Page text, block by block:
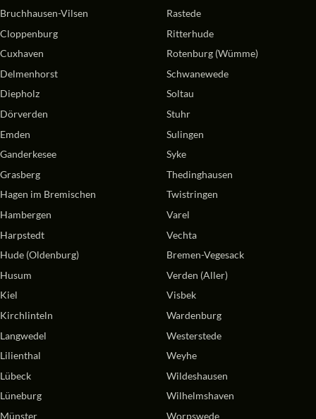
Bruchhausen-Vilsen
Cloppenburg
Cuxhaven
Delmenhorst
Diepholz
Dörverden
Emden
Ganderkesee
Grasberg
Hagen im Bremischen
Hambergen
Harpstedt
Hude (Oldenburg)
Husum
Kiel
Kirchlinteln
Langwedel
Lilienthal
Lübeck
Lüneburg
Münster
Rastede
Ritterhude
Rotenburg (Wümme)
Schwanewede
Soltau
Stuhr
Sulingen
Syke
Thedinghausen
Twistringen
Varel
Vechta
Bremen-Vegesack
Verden (Aller)
Visbek
Wardenburg
Westerstede
Weyhe
Wildeshausen
Wilhelmshaven
Worpswede